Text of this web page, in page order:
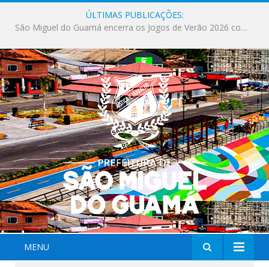
ÚLTIMAS PUBLICAÇÕES:
Milhares de fiéis tomam as ruas de São Miguel do Guamá em uma grande celebração de fé na Marcha para Jesus 2026.
MENU